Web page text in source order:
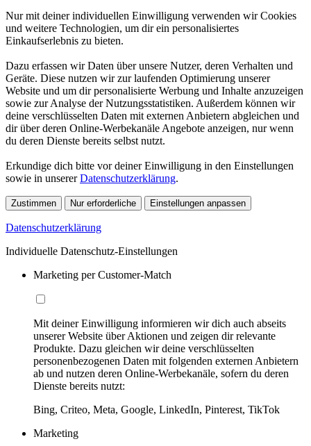
Nur mit deiner individuellen Einwilligung verwenden wir Cookies
und weitere Technologien, um dir ein personalisiertes
Einkaufserlebnis zu bieten.
Dazu erfassen wir Daten über unsere Nutzer, deren Verhalten und
Geräte. Diese nutzen wir zur laufenden Optimierung unserer
Website und um dir personalisierte Werbung und Inhalte anzuzeigen
sowie zur Analyse der Nutzungsstatistiken. Außerdem können wir
deine verschlüsselten Daten mit externen Anbietern abgleichen und
dir über deren Online-Werbekanäle Angebote anzeigen, nur wenn
du deren Dienste bereits selbst nutzt.
Erkundige dich bitte vor deiner Einwilligung in den Einstellungen
sowie in unsererDatenschutzerklärung.
Zustimmen Nur erforderliche Einstellungen anpassen
Datenschutzerklärung
Individuelle Datenschutz-Einstellungen
Marketing per Customer-Match
Mit deiner Einwilligung informieren wir dich auch abseits
unserer Website über Aktionen und zeigen dir relevante
Produkte. Dazu gleichen wir deine verschlüsselten
personenbezogenen Daten mit folgenden externen Anbietern
ab und nutzen deren Online-Werbekanäle, sofern du deren
Dienste bereits nutzt:
Bing, Criteo, Meta, Google, LinkedIn, Pinterest, TikTok
Marketing